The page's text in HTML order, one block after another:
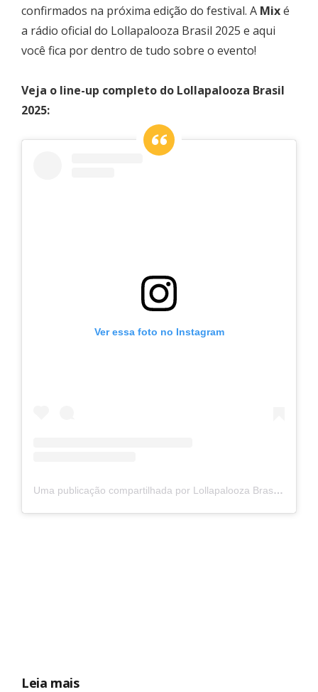
confirmados na próxima edição do festival. A Mixé
a rádio oficial do Lollapalooza Brasil 2025 e aqui
você fica por dentro de tudo sobre o evento!
Veja o line-up completo do Lollapalooza Brasil
2025:
Ver essa foto no Instagram
Uma publicação compartilhada por Lollapalooza Brasil (@lollapaloozabr)
Leia mais